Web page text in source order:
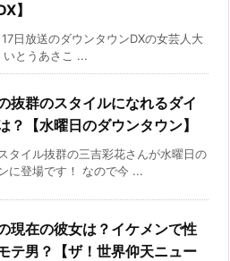
】
日放送のダウンタウンDXの女芸人大
いとうあさこ ...
抜群のスタイルになれるダイ
？【水曜日のダウンタウン】
タイル抜群の三吉彩花さんが水曜日の
に登場です！ なので今 ...
現在の彼女は？イケメンで性
テ男？【ザ！世界仰天ニュー